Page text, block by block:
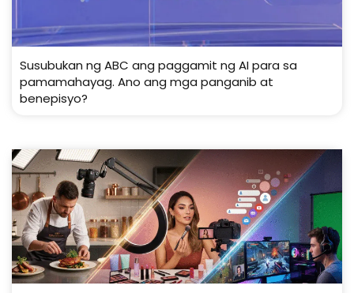
Susubukan ng ABC ang paggamit ng AI para sa
pamamahayag. Ano ang mga panganib at
benepisyo?